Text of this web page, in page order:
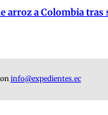
arroz a Colombia
info@expedientes.ec